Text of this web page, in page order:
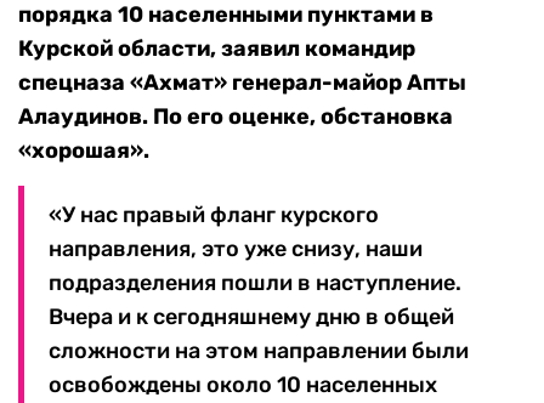
порядка 10 населенными пунктами в
Курской области, заявил командир
спецназа «Ахмат» генерал-майор Апты
Алаудинов. По его оценке, обстановка
«хорошая».
«У нас правый фланг курского
направления, это уже снизу, наши
подразделения пошли в наступление.
Вчера и к сегодняшнему дню в общей
сложности на этом направлении были
освобождены около 10 населенных